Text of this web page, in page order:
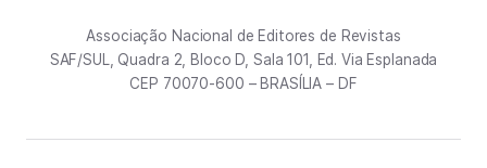
Associação Nacional de Editores de Revistas
SAF/SUL, Quadra 2, Bloco D, Sala 101, Ed. Via Esplanada
CEP 70070-600 – BRASÍLIA – DF